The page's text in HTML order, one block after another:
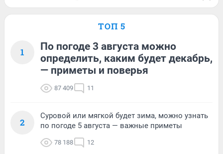
ТОП 5
1
По погоде 3 августа можно
определить, каким будет декабрь,
— приметы и поверья
87 409 11
2
Суровой или мягкой будет зима, можно узнать
по погоде 5 августа — важные приметы
78 188 12